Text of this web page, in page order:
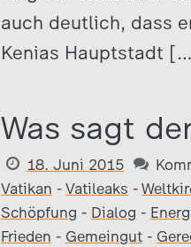
auch deutlich, dass
Kenias Hauptstadt
Was sagt
18. Juni 2015
Vatikan - Vatileaks -
Schöpfung - Dialog -
Frieden - Gemeingut -